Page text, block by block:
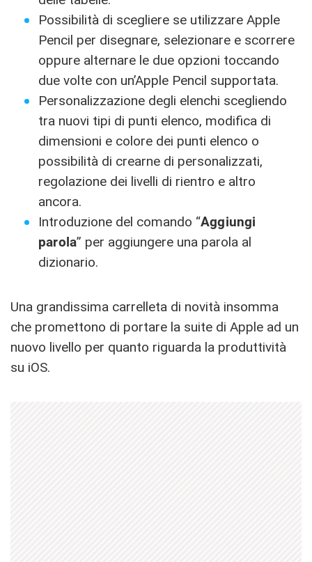
Possibilità di scegliere se utilizzare Apple
Pencil per disegnare, selezionare e scorrere
oppure alternare le due opzioni toccando
due volte con un’Apple Pencil supportata.
Personalizzazione degli elenchi scegliendo
tra nuovi tipi di punti elenco, modifica di
dimensioni e colore dei punti elenco o
possibilità di crearne di personalizzati,
regolazione dei livelli di rientro e altro
ancora.
Introduzione del comando “Aggiungi
parola” per aggiungere una parola al
dizionario.
Una grandissima carrelleta di novità insomma
che promettono di portare la suite di Apple ad un
nuovo livello per quanto riguarda la produttività
su iOS.